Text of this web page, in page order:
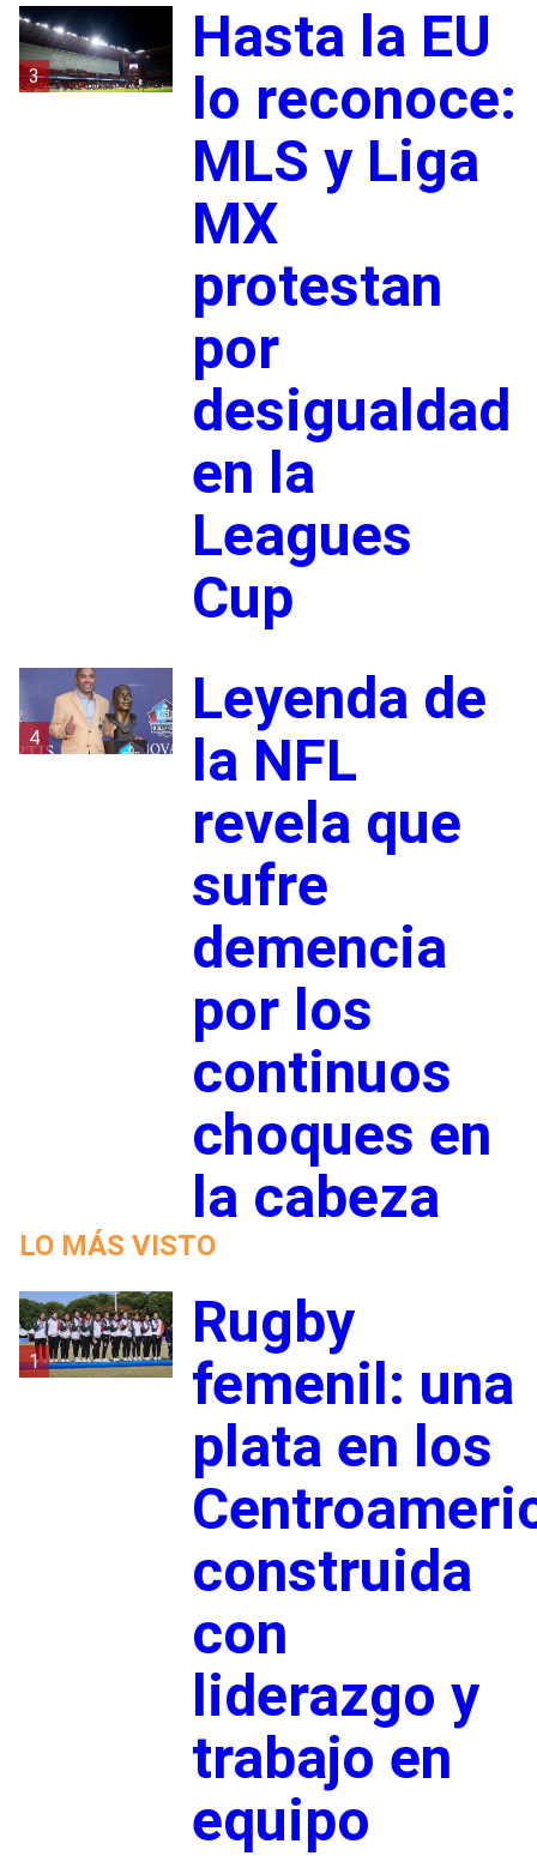
3
Hasta la EU
lo reconoce:
MLS y Liga
MX
protestan
por
desigualdad
en la
Leagues
Cup
4
Leyenda de
la NFL
revela que
sufre
demencia
por los
continuos
choques en
la cabeza
LO MÁS VISTO
1
Rugby
femenil: una
plata en los
construida
con
liderazgo y
trabajo en
equipo